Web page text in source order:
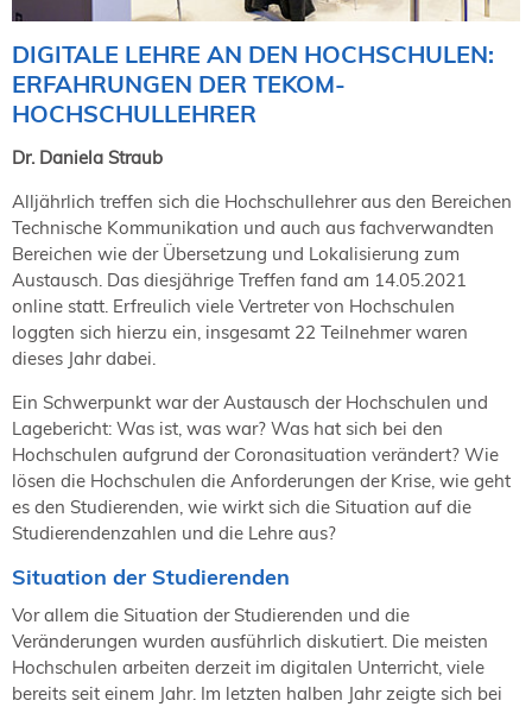
NORDIC TechKomm Kopenhagen
tekom-Jahrestagung 2026
10.-12. November, 2026 in Stuttgart
Expertenrat
Publikationen
Stellenangebote
Stellengesuche
Dienstleister
Regionalgruppen
Downloadbereich
DIGITALE LEHRE AN DEN HOCHSCHULEN:
ERFAHRUNGEN DER TEKOM-
HOCHSCHULLEHRER
Dr. Daniela Straub
Alljährlich treffen sich die Hochschullehrer aus den Bereichen
Technische Kommunikation und auch aus fachverwandten
Bereichen wie der Übersetzung und Lokalisierung zum
Austausch. Das diesjährige Treffen fand am 14.05.2021
online statt. Erfreulich viele Vertreter von Hochschulen
loggten sich hierzu ein, insgesamt 22 Teilnehmer waren
dieses Jahr dabei.
Ein Schwerpunkt war der Austausch der Hochschulen und
Lagebericht: Was ist, was war? Was hat sich bei den
Hochschulen aufgrund der Coronasituation verändert? Wie
lösen die Hochschulen die Anforderungen der Krise, wie geht
es den Studierenden, wie wirkt sich die Situation auf die
Studierendenzahlen und die Lehre aus?
Situation der Studierenden
Vor allem die Situation der Studierenden und die
Veränderungen wurden ausführlich diskutiert. Die meisten
Hochschulen arbeiten derzeit im digitalen Unterricht, viele
bereits seit einem Jahr. Im letzten halben Jahr zeigte sich bei